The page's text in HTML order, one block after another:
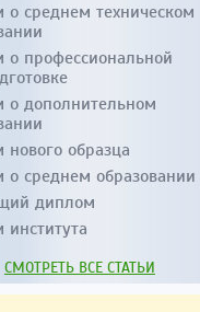
среднем техническом
о профессиональной
о дополнительном
образца
о среднем образовании
диплом
СМОТРЕТЬ ВСЕ СТАТЬИ